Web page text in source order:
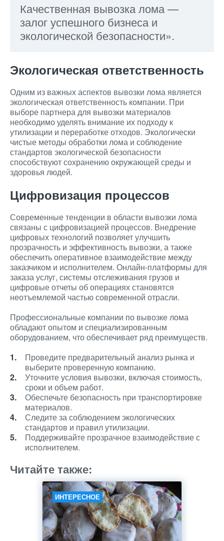
Качественная вывозка лома —
залог успешного бизнеса и
экологической безопасности».
Экологическая ответственность
Одним из важных аспектов вывозки лома является
экологическая ответственность компании. При
выборе партнера для вывозки материалов
необходимо уделять внимание их подходу к
утилизации и переработке отходов. Экологически
чистые методы обработки лома и соблюдение
стандартов экологической безопасности
способствуют сохранению окружающей среды и
здоровья людей.
Цифровизация процессов
Современные тенденции в области вывозки лома
связаны с цифровизацией процессов. Внедрение
цифровых технологий позволяет улучшить
прозрачность и эффективность вывозки, а также
обеспечить оперативное взаимодействие между
заказчиком и исполнителем. Онлайн-платформы для
заказа услуг, системы отслеживания грузов и
цифровые отчеты об операциях становятся
неотъемлемой частью современной отрасли.
Профессиональные компании по вывозке лома
обладают опытом и специализированным
оборудованием, что обеспечивает ряд преимуществ.
Проведите предварительный анализ рынка и
выберите проверенную компанию.
Уточните условия вывозки, включая стоимость,
сроки и объем работ.
Обеспечьте безопасность при транспортировке
материалов.
Следите за соблюдением экологических
стандартов и правил утилизации.
Поддерживайте прозрачное взаимодействие с
исполнителем.
Читайте также:
ИНТЕРЕСНОЕ